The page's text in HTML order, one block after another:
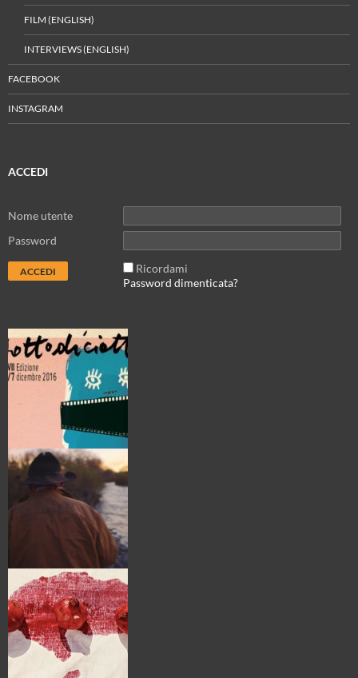
FILM (ENGLISH)
INTERVIEWS (ENGLISH)
FACEBOOK
INSTAGRAM
ACCEDI
Nome utente
Password
Ricordami
Password dimenticata?